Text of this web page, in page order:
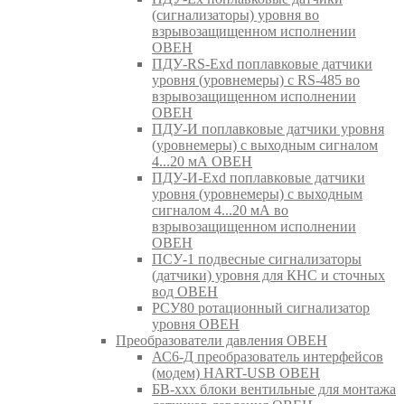
(сигнализаторы) уровня во
взрывозащищенном исполнении
ОВЕН
ПДУ-RS-Exd поплавковые датчики
уровня (уровнемеры) с RS-485 во
взрывозащищенном исполнении
ОВЕН
ПДУ-И поплавковые датчики уровня
(уровнемеры) с выходным сигналом
4...20 мА ОВЕН
ПДУ-И-Exd поплавковые датчики
уровня (уровнемеры) с выходным
сигналом 4...20 мА во
взрывозащищенном исполнении
ОВЕН
ПСУ-1 подвесные сигнализаторы
(датчики) уровня для КНС и сточных
вод ОВЕН
РСУ80 ротационный сигнализатор
уровня ОВЕН
Преобразователи давления ОВЕН
АС6-Д преобразователь интерфейсов
(модем) HART-USB ОВЕН
БВ-ххх блоки вентильные для монтажа